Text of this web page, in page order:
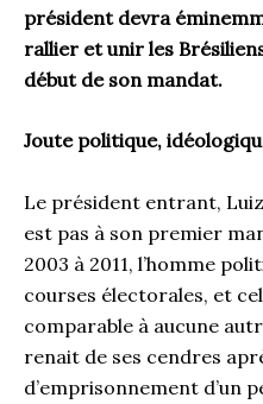
président devra
rallier et unir les
début de son mandat.
Joute politique,
Le président entrant, Luiz
est pas à son premier
2003 à 2011, l’homme
courses électorales, et
comparable à aucune
renait de ses cendres
d’emprisonnement d’un